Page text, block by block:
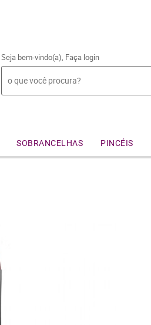
Seja bem-vindo(a), Faça login
SOBRANCELHAS PINCÉIS